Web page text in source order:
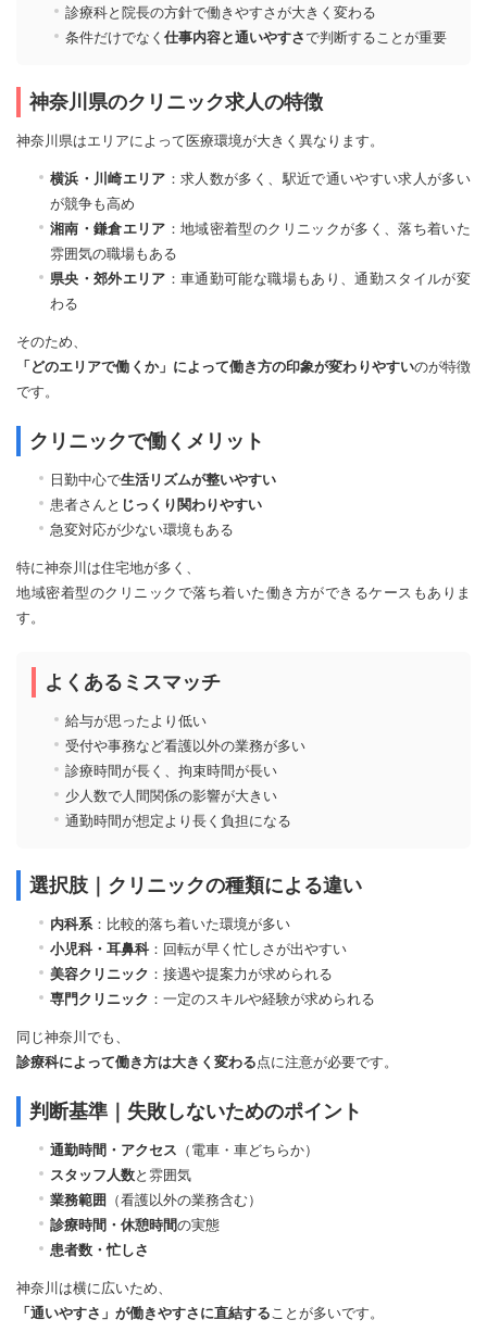
診療科と院長の方針で働きやすさが大きく変わる
条件だけでなく 仕事内容と通いやすさで判断することが重要
神奈川県のクリニック求人の特徴
神奈川県はエリアによって医療環境が大きく異なります。
横浜・川崎エリア ：求人数が多く、駅近で通いやすい求人が多い
が競争も高め
湘南・鎌倉エリア ：地域密着型のクリニックが多く、落ち着いた
雰囲気の職場もある
県央・郊外エリア ：車通勤可能な職場もあり、通勤スタイルが変
わる
そのため、
「どのエリアで働くか」によって働き方の印象が変わりやすいのが特徴
です。
クリニックで働くメリット
日勤中心で生活リズムが整いやすい
患者さんと じっくり関わりやすい
急変対応が少ない環境もある
特に神奈川は住宅地が多く、
地域密着型のクリニックで落ち着いた働き方ができるケースもありま
す。
よくあるミスマッチ
給与が思ったより低い
受付や事務など看護以外の業務が多い
診療時間が長く、拘束時間が長い
少人数で人間関係の影響が大きい
通勤時間が想定より長く負担になる
選択肢｜クリニックの種類による違い
内科系 ：比較的落ち着いた環境が多い
小児科・耳鼻科：回転が早く忙しさが出やすい
美容クリニック ：接遇や提案力が求められる
専門クリニック ：一定のスキルや経験が求められる
同じ神奈川でも、
診療科によって働き方は大きく変わる 点に注意が必要です。
判断基準｜失敗しないためのポイント
通勤時間・アクセス （電車・車どちらか）
スタッフ人数と雰囲気
業務範囲 （看護以外の業務含む）
診療時間・休憩時間の実態
患者数・忙しさ
神奈川は横に広いため、
「通いやすさ」が働きやすさに直結する ことが多いです。